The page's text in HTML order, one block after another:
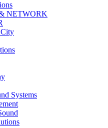
NETWORK​
Systems